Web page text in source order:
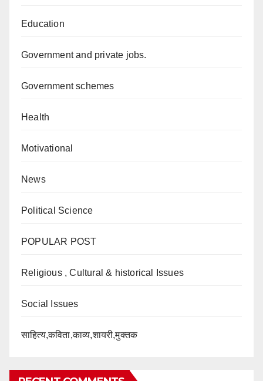
Education
Government and private jobs.
Government schemes
Health
Motivational
News
Political Science
POPULAR POST
Religious , Cultural & historical Issues
Social Issues
साहित्य,कविता,काव्य,शायरी,मुक्तक